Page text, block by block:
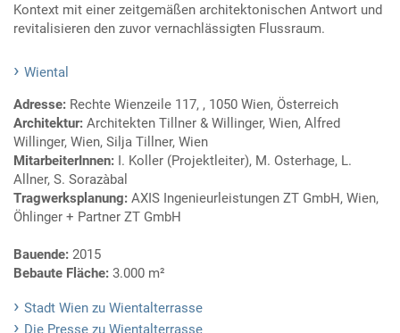
Kontext mit einer zeitgemäßen architektonischen Antwort und
revitalisieren den zuvor vernachlässigten Flussraum.
Wiental
Adresse: Rechte Wienzeile 117, , 1050 Wien, Österreich
Architektur: Architekten Tillner & Willinger, Wien, Alfred
Willinger, Wien, Silja Tillner, Wien
MitarbeiterInnen: I. Koller (Projektleiter), M. Osterhage, L.
Allner, S. Sorazàbal
Tragwerksplanung: AXIS Ingenieurleistungen ZT GmbH, Wien,
Öhlinger + Partner ZT GmbH
Bauende: 2015
Bebaute Fläche: 3.000 m²
Stadt Wien zu Wientalterrasse
Die Presse zu Wientalterrasse